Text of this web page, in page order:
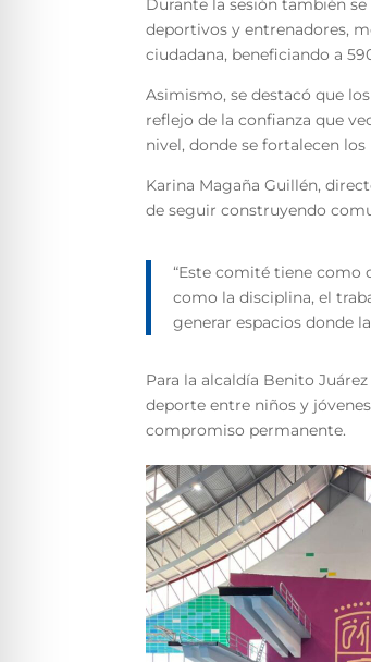
Durante la sesión también
deportivos y entrenadores,
ciudadana, beneficiando a
Asimismo, se destacó que
reflejo de la confianza que
nivel, donde se fortalecen
Karina Magaña Guillén,
de seguir construyendo
“Este comité tiene
como la disciplina, el
generar espacios donde
Para la alcaldía Benito
deporte entre niños y
compromiso permanente.